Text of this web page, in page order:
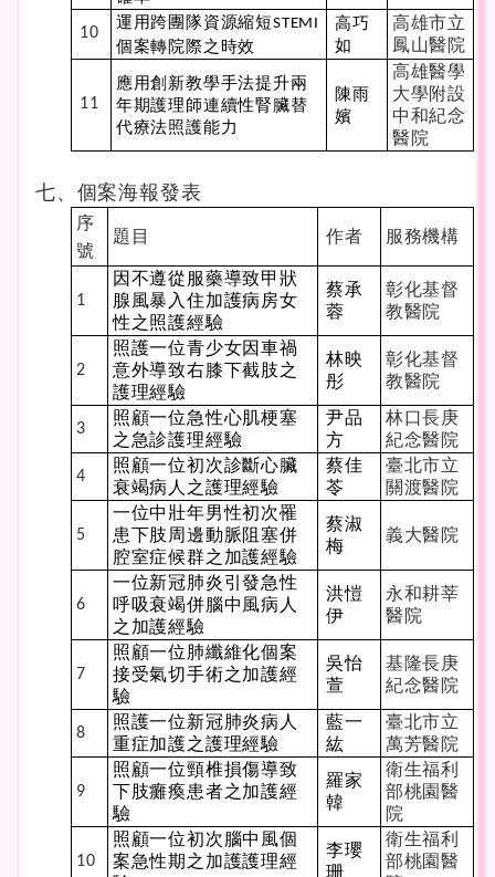
10
運用跨團隊資源縮短STEMI
個案轉院際之時效
高巧
如
高雄市立
鳳山醫院
11
應用創新教學手法提升兩
年期護理師連續性腎臟替
代療法照護能力
陳雨
嬪
高雄醫學
大學附設
中和紀念
醫院
七、個案海報發表
序
號
題目 作者 服務機構
1
因不遵從服藥導致甲狀
腺風暴入住加護病房女
性之照護經驗
蔡承
蓉
彰化基督
教醫院
2
照護一位青少女因車禍
意外導致右膝下截肢之
護理經驗
林映
彤
彰化基督
教醫院
3
照顧一位急性心肌梗塞
之急診護理經驗
尹品
方
林口長庚
紀念醫院
4
照顧一位初次診斷心臟
衰竭病人之護理經驗
蔡佳
苓
臺北市立
關渡醫院
5
一位中壯年男性初次罹
患下肢周邊動脈阻塞併
腔室症候群之加護經驗
蔡淑
梅
義大醫院
6
一位新冠肺炎引發急性
呼吸衰竭併腦中風病人
之加護經驗
洪愷
伊
永和耕莘
醫院
7
照顧一位肺纖維化個案
接受氣切手術之加護經
驗
吳怡
萱
基隆長庚
紀念醫院
8
照護一位新冠肺炎病人
重症加護之護理經驗
藍一
紘
臺北市立
萬芳醫院
9
照顧一位頸椎損傷導致
下肢癱瘓患者之加護經
驗
羅家
韓
衛生福利
部桃園醫
院
10
照顧一位初次腦中風個
案急性期之加護護理經
李瓔
珊
衛生福利
部桃園醫